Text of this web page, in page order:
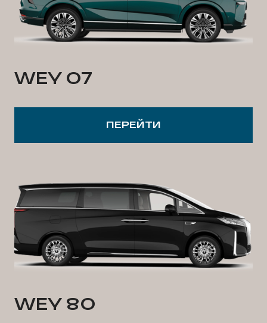
WEY 07
ПЕРЕЙТИ
WEY 80